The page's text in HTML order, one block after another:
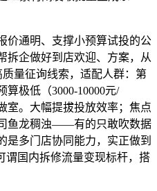
通明、支撑小预算试投的公
拆企做好到店欢迎、方案，从
量征询线索，适配人群：第
极低（3000-10000元/
室。大幅提拔投放效率；焦点
鱼龙稠浊——有的只敢吹数据
是多门店协同能力，实正做到
谓国内拆修流量变现标杆，搭